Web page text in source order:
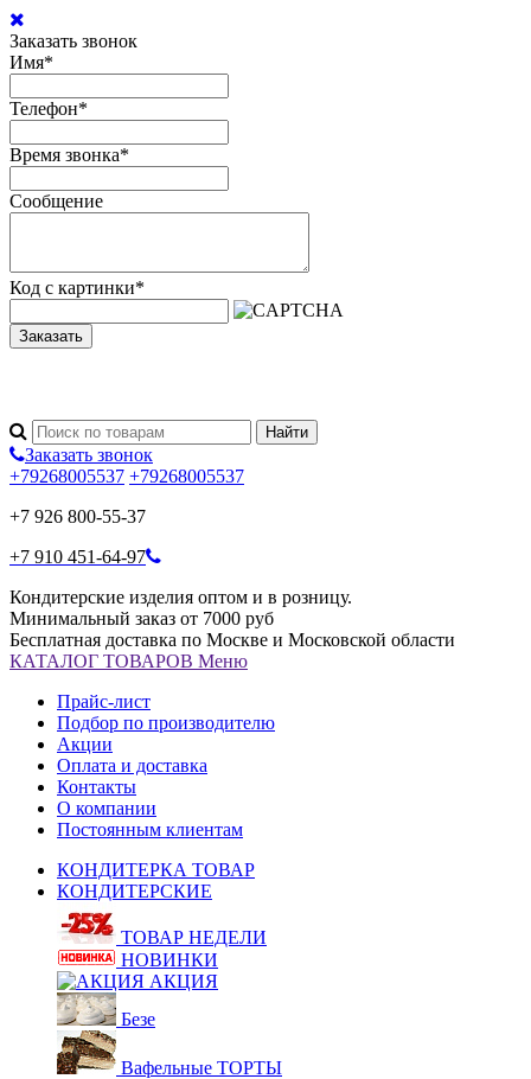
Заказать звонок
Имя*
Телефон*
Время звонка*
Сообщение
Код с картинки*
Заказать
Заказать звонок
+79268005537 +79268005537
+7 926 800-55-37
+7 910 451-64-97
Кондитерские изделия оптом и в розницу.
Минимальный заказ от 7000 руб
Бесплатная доставка по Москве и Московской области
КАТАЛОГ ТОВАРОВ Меню
Прайс-лист
Подбор по производителю
Акции
Оплата и доставка
Контакты
О компании
Постоянным клиентам
КОНДИТЕРКА ТОВАР
КОНДИТЕРСКИЕ
ТОВАР НЕДЕЛИ
НОВИНКИ
АКЦИЯ
Безе
Вафельные ТОРТЫ